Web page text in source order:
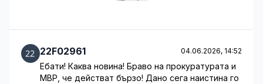
22F02961 04.06.2026, 14:52
Ебати! Каква новина! Браво на прокуратурата и
МВР, че действат бързо! Дано сега наистина го